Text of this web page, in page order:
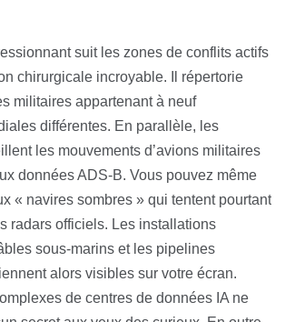
suit les zones de conflits actifs
chirurgicale incroyable. Il répertorie
militaires appartenant à neuf
différentes. En parallèle, les
les mouvements d’avions militaires
données ADS-B. Vous pouvez même
« navires sombres » qui tentent pourtant
radars officiels. Les installations
sous-marins et les pipelines
alors visibles sur votre écran.
de centres de données IA ne